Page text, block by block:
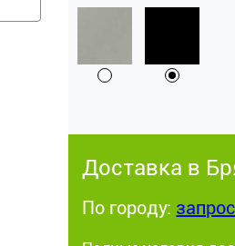
Доставка в
По городу: